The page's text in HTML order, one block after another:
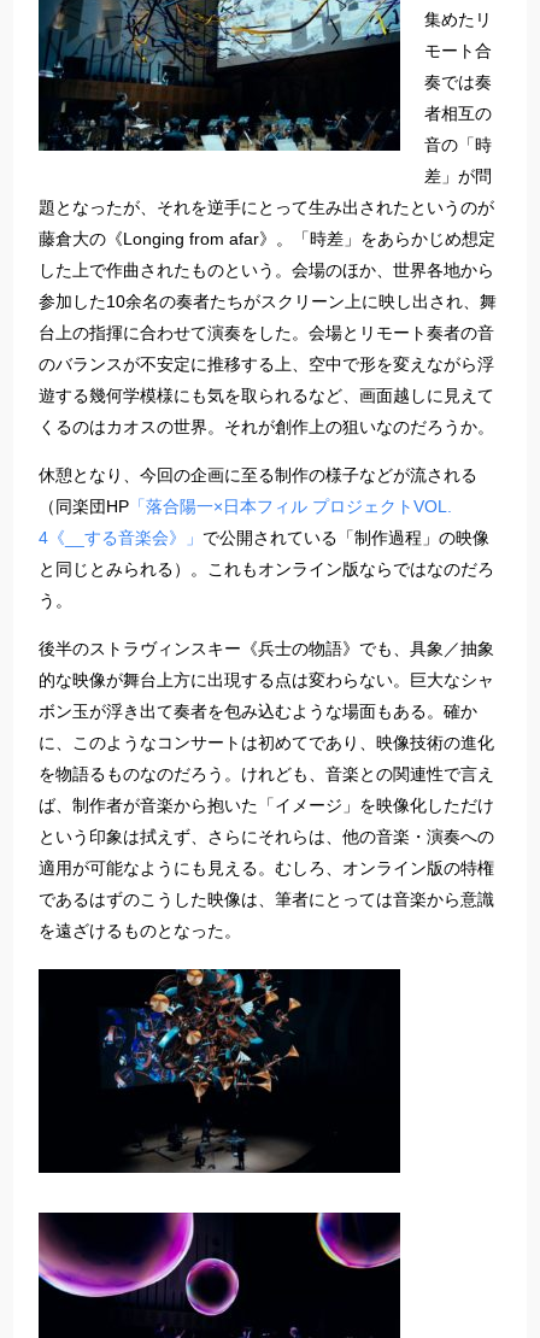
集めたリ
モート合
奏では奏
者相互の
音の「時
差」が問
題となったが、それを逆手にとって生み出されたというのが
藤倉大の《Longing from afar》。「時差」をあらかじめ想定
した上で作曲されたものという。会場のほか、世界各地から
参加した10余名の奏者たちがスクリーン上に映し出され、舞
台上の指揮に合わせて演奏をした。会場とリモート奏者の音
のバランスが不安定に推移する上、空中で形を変えながら浮
遊する幾何学模様にも気を取られるなど、画面越しに見えて
くるのはカオスの世界。それが創作上の狙いなのだろうか。
休憩となり、今回の企画に至る制作の様子などが流される
（同楽団HP「落合陽一×日本フィル プロジェクトVOL.
4《__する音楽会》」 で公開されている「制作過程」の映像
と同じとみられる）。これもオンライン版ならではなのだろ
う。
後半のストラヴィンスキー《兵士の物語》でも、具象／抽象
的な映像が舞台上方に出現する点は変わらない。巨大なシャ
ボン玉が浮き出て奏者を包み込むような場面もある。確か
に、このようなコンサートは初めてであり、映像技術の進化
を物語るものなのだろう。けれども、音楽との関連性で言え
ば、制作者が音楽から抱いた「イメージ」を映像化しただけ
という印象は拭えず、さらにそれらは、他の音楽・演奏への
適用が可能なようにも見える。むしろ、オンライン版の特権
であるはずのこうした映像は、筆者にとっては音楽から意識
を遠ざけるものとなった。